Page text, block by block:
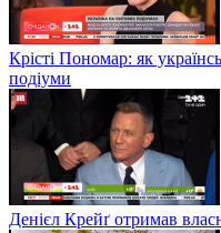
Крісті Пономар: як
подіуми
Денієл Крейґ отримав